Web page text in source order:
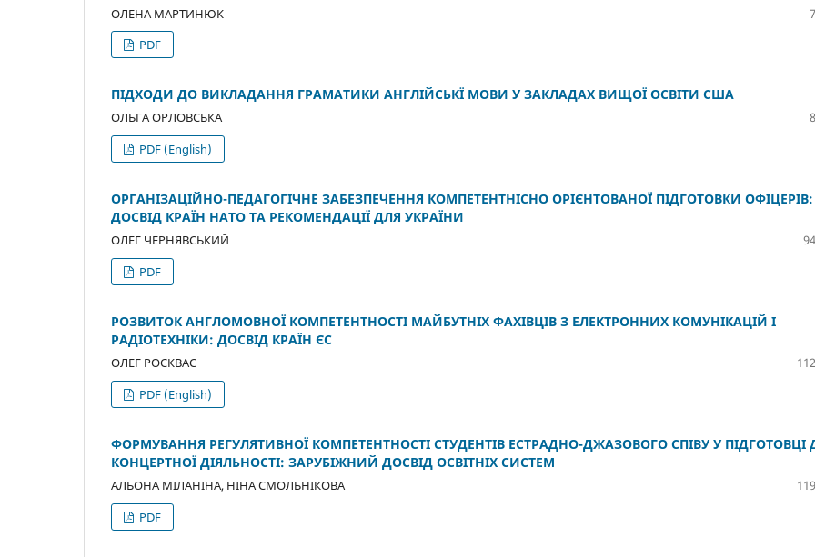
ОЛЕНА МАРТИНЮК
PDF
ПІДХОДИ ДО ВИКЛАДАННЯ ГРАМАТИКИ АНГЛІЙСЬКЇ МОВИ У ЗАКЛАДАХ ВИЩОЇ ОСВІТИ США
ОЛЬГА ОРЛОВСЬКА
PDF (English)
ОРГАНІЗАЦІЙНО-ПЕДАГОГІЧНЕ ЗАБЕЗПЕЧЕННЯ КОМПЕТЕНТНІСНО ОРІЄНТОВАНОЇ ПІДГОТОВКИ ОФІЦЕРІВ:
ДОСВІД КРАЇН НАТО ТА РЕКОМЕНДАЦІЇ ДЛЯ УКРАЇНИ
ОЛЕГ ЧЕРНЯВСЬКИЙ
PDF
РОЗВИТОК АНГЛОМОВНОЇ КОМПЕТЕНТНОСТІ МАЙБУТНІХ ФАХІВЦІВ З ЕЛЕКТРОННИХ КОМУНІКАЦІЙ І
РАДІОТЕХНІКИ: ДОСВІД КРАЇН ЄС
ОЛЕГ РОСКВАС
PDF (English)
ФОРМУВАННЯ РЕГУЛЯТИВНОЇ КОМПЕТЕНТНОСТІ СТУДЕНТІВ ЕСТРАДНО-ДЖАЗОВОГО СПІВУ У ПІДГОТОВЦІ
КОНЦЕРТНОЇ ДІЯЛЬНОСТІ: ЗАРУБІЖНИЙ ДОСВІД ОСВІТНІХ СИСТЕМ
АЛЬОНА МІЛАНІНА, НІНА СМОЛЬНІКОВА
PDF